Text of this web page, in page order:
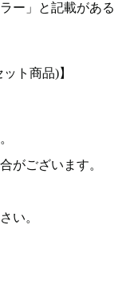
ー」と記載がある
ト商品)】
がございます。
い。